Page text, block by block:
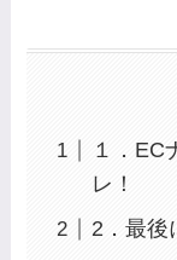
１．EC
レ！
2．最後